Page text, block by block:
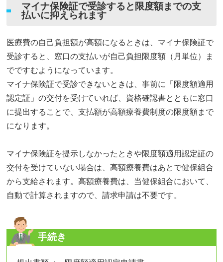
マイナ保険証で受診すると限度額までの支
払いに抑えられます
医療費の自己負担額が高額になるときは、マイナ保険証で
受診すると、窓口の支払いが自己負担限度額（月単位）ま
でですむようになっています。
マイナ保険証で受診できないときは、事前に「限度額適用
認定証」の交付を受けていれば、資格確認書とともに窓口
に提出することで、支払額が高額療養費制度の限度額まで
になります。
マイナ保険証を提示しなかったときや限度額適用認定証の
交付を受けていない場合は、高額療養費はあとで健保組合
から支給されます。高額療養費は、当健保組合において、
自動で計算されますので、請求申請は不要です。
手続き